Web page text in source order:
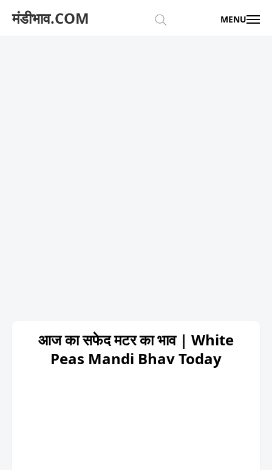
मंडीभाव.COM MENU
आज का सफेद मटर का भाव | White
Peas Mandi Bhav Today